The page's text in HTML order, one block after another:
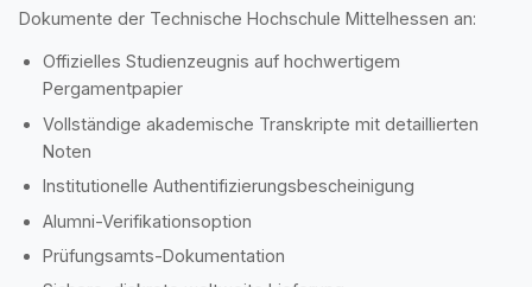
Dokumente der Technische Hochschule Mittelhessen an:
Offizielles Studienzeugnis auf hochwertigem
Pergamentpapier
Vollständige akademische Transkripte mit detaillierten
Noten
Institutionelle Authentifizierungsbescheinigung
Alumni-Verifikationsoption
Prüfungsamts-Dokumentation